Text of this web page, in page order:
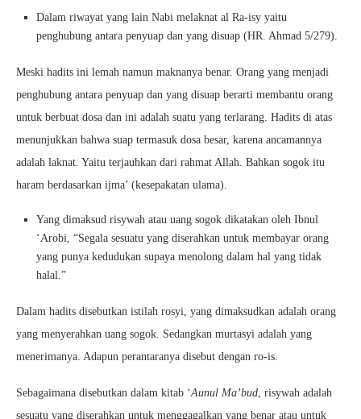
Dalam riwayat yang lain Nabi melaknat al Ra-isy yaitu
penghubung antara penyuap dan yang disuap (HR. Ahmad 5/279).
Meski hadits ini lemah namun maknanya benar. Orang yang menjadi
penghubung antara penyuap dan yang disuap berarti membantu orang
untuk berbuat dosa dan ini adalah suatu yang terlarang. Hadits di atas
menunjukkan bahwa suap termasuk dosa besar, karena ancamannya
adalah laknat. Yaitu terjauhkan dari rahmat Allah. Bahkan sogok itu
haram berdasarkan ijma’ (kesepakatan ulama).
Yang dimaksud risywah atau uang sogok dikatakan oleh Ibnul
‘Arobi, “Segala sesuatu yang diserahkan untuk membayar orang
yang punya kedudukan supaya menolong dalam hal yang tidak
halal.”
Dalam hadits disebutkan istilah rosyi, yang dimaksudkan adalah orang
yang menyerahkan uang sogok. Sedangkan murtasyi adalah yang
menerimanya. Adapun perantaranya disebut dengan ro-is.
Sebagaimana disebutkan dalam kitab ‘Aunul Ma’bud, risywah adalah
sesuatu yang diserahkan untuk menggagalkan yang benar atau untuk